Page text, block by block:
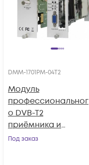
DMM-1701PM-04T2
Модуль
профессиональног
о DVB-T2
приёмника и
двойного
Под заказ